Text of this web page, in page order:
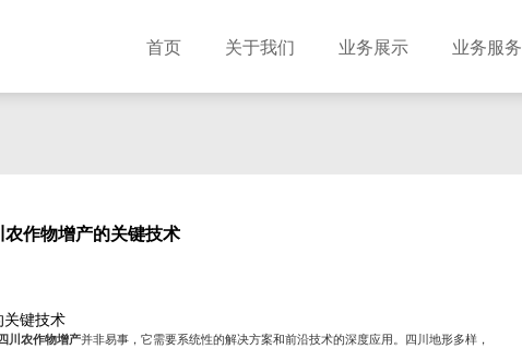
首页 关于我们 业务展示 业务服务
作物增产的关键技术
键技术
川农作物增产并非易事，它需要系统性的解决方案和前沿技术的深度应用。四川地形多样，